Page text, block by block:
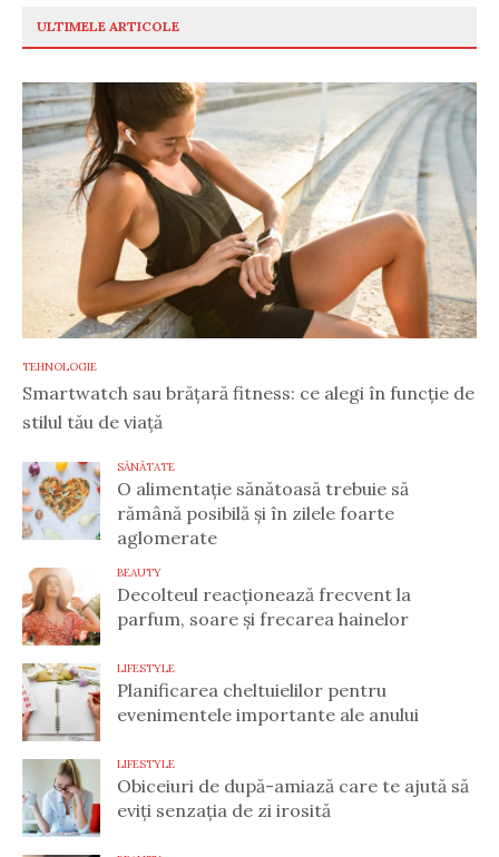
ULTIMELE ARTICOLE
TEHNOLOGIE
Smartwatch sau brățară fitness: ce alegi în funcție de
stilul tău de viață
SĂNĂTATE
O alimentație sănătoasă trebuie să
rămână posibilă și în zilele foarte
aglomerate
BEAUTY
Decolteul reacționează frecvent la
parfum, soare și frecarea hainelor
LIFESTYLE
Planificarea cheltuielilor pentru
evenimentele importante ale anului
LIFESTYLE
Obiceiuri de după-amiază care te ajută să
eviți senzația de zi irosită